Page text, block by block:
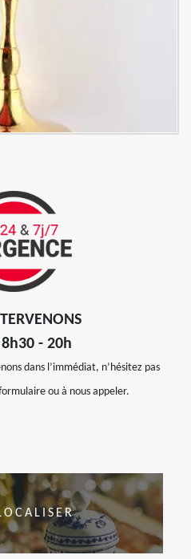
- 20h
dans l’immédiat, n’hésitez pas
ou à nous appeler.